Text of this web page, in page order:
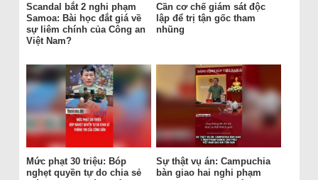
Scandal bắt 2 nghi phạm
Samoa: Bài học đắt giá về
sự liêm chính của Công an
Việt Nam?
Cần cơ chế giám sát độc
lập để trị tận gốc tham
nhũng
Mức phạt 30 triệu: Bóp
nghẹt quyền tự do chia sẻ
Sự thật vụ án: Campuchia
bàn giao hai nghi phạm